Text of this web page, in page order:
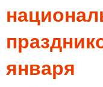
января